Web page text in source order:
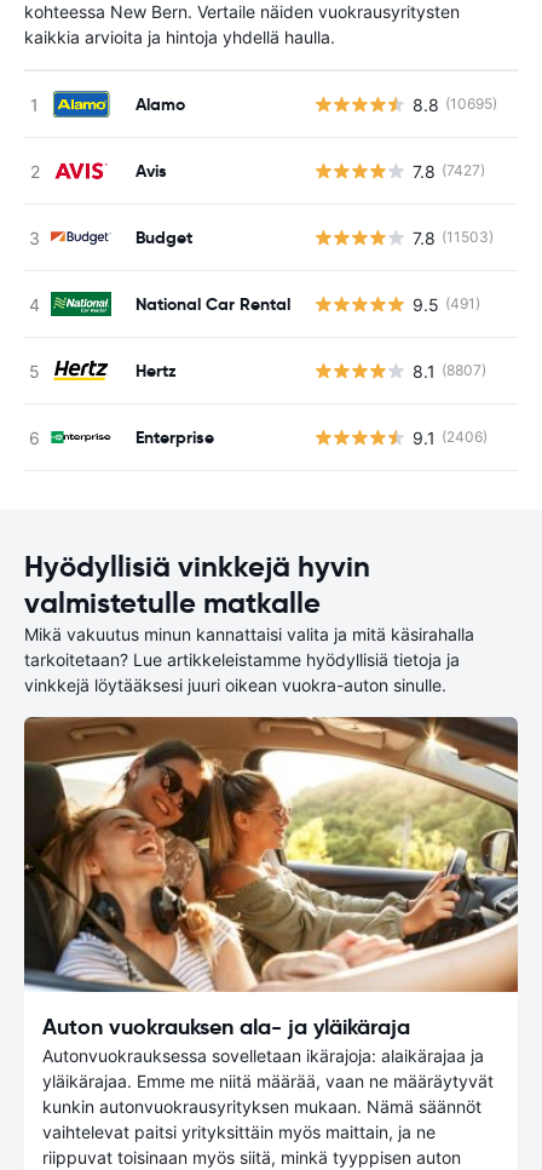
kohteessa New Bern. Vertaile näiden vuokrausyritysten
kaikkia arvioita ja hintoja yhdellä haulla.
Alamo 8.8 (10695)
Avis 7.8 (7427)
Budget 7.8 (11503)
National Car Rental 9.5 (491)
Hertz 8.1 (8807)
Enterprise 9.1 (2406)
Hyödyllisiä vinkkejä hyvin
valmistetulle matkalle
Mikä vakuutus minun kannattaisi valita ja mitä käsirahalla
tarkoitetaan? Lue artikkeleistamme hyödyllisiä tietoja ja
vinkkejä löytääksesi juuri oikean vuokra-auton sinulle.
Auton vuokrauksen ala- ja yläikäraja
Autonvuokrauksessa sovelletaan ikärajoja: alaikärajaa ja
yläikärajaa. Emme me niitä määrää, vaan ne määräytyvät
kunkin autonvuokrausyrityksen mukaan. Nämä säännöt
vaihtelevat paitsi yrityksittäin myös maittain, ja ne
riippuvat toisinaan myös siitä, minkä tyyppisen auton